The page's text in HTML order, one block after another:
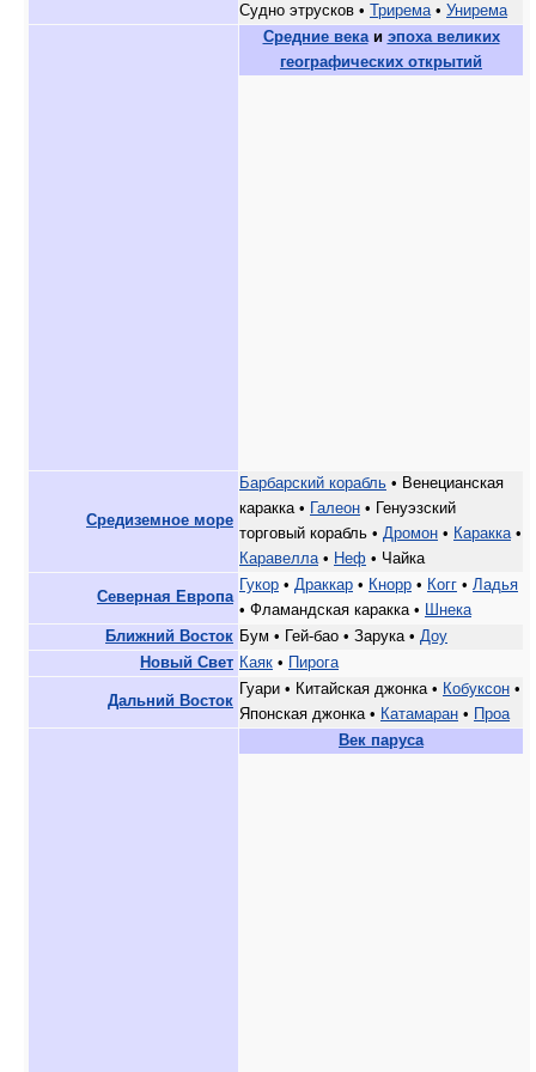
Судно этрусков • Трирема • Унирема
Средние векаи эпоха великих
географических открытий
Средиземное море
Барбарский корабль • Венецианская
каракка • Галеон • Генуэзский
торговый корабль • Дромон • Каракка •
Каравелла • Неф • Чайка
Северная Европа
Гукор • Драккар • Кнорр • Когг • Ладья
• Фламандская каракка •
Шнека
Ближний Восток Бум • Гей-бао • Зарука • Доу
Новый Свет Каяк • Пирога
Дальний Восток
Гуари • Китайская джонка • Кобуксон •
Японская джонка • Катамаран • Проа
Век паруса